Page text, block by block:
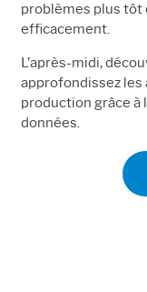
problèmes plus tôt
efficacement.
L’après-midi,
approfondissez les
production grâce à
données.